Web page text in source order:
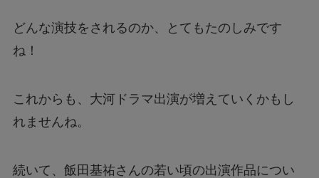
どんな演技をされるのか、とてもたのしみです
ね！
これからも、大河ドラマ出演が増えていくかもし
れませんね。
続いて、飯田基祐さんの若い頃の出演作品につい